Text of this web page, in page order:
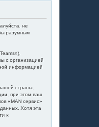
не
разумным
с организацией
информацией
страны,
при этом ваш
«MAN сервис»
Хотя эта
к